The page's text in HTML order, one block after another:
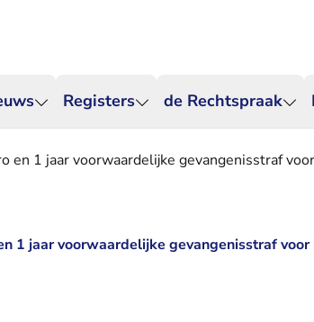
Registers de Rechtspraak
en 1 jaar voorwaardelijke gevangenisstraf
1 jaar voorwaardelijke gevangenisstraf